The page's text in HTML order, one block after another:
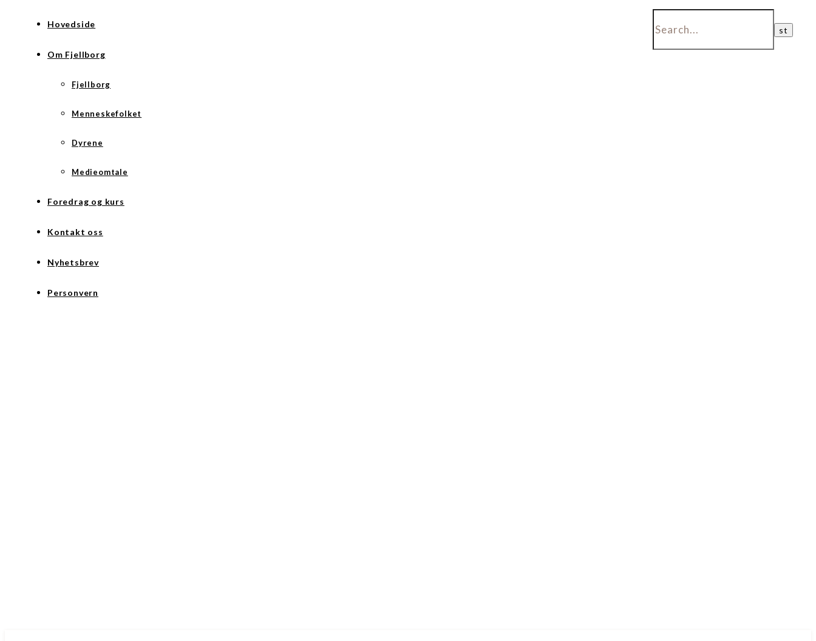
Hovedside
Om Fjellborg
Fjellborg
Menneskefolket
Dyrene
Medieomtale
Foredrag og kurs
Kontakt oss
Nyhetsbrev
Personvern